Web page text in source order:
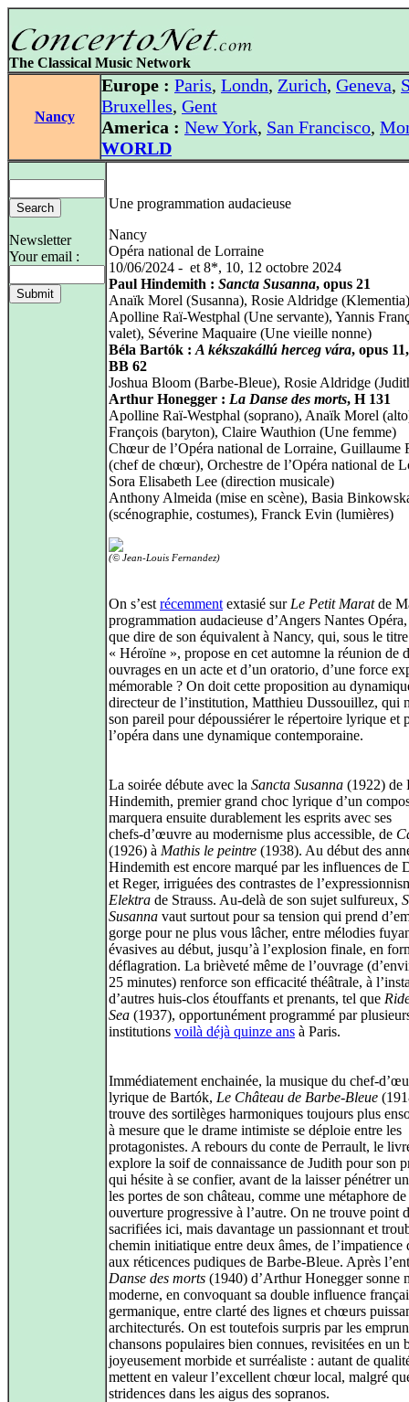
The Classical Music Network
Nancy
Europe : Paris, Londn, Zurich, Geneva,
Bruxelles, Gent
America : New York, San Francisco,
WORLD
Newsletter
Your email :
Une programmation audacieuse
Nancy
Opéra national de Lorraine
10/06/2024 - et 8*, 10, 12 octobre 2024
Paul Hindemith : Sancta Susanna, opus 21
Anaïk Morel (Susanna), Rosie Aldridge
Apolline Raï‑Westphal (Une servante), Yannis
valet), Séverine Maquaire (Une vieille nonne)
Béla Bartók : A kékszakállú herceg vára, opus
BB 62
Joshua Bloom (Barbe‑Bleue), Rosie Aldridge
Arthur Honegger : La Danse des morts, H 131
Apolline Raï-Westphal (soprano), Anaïk Morel
François (baryton), Claire Wauthion (Une femme)
Chœur de l’Opéra national de Lorraine, Guillaume
(chef de chœur), Orchestre de l’Opéra national de
Sora Elisabeth Lee (direction musicale)
Anthony Almeida (mise en scène), Basia
(scénographie, costumes), Franck Evin (lumières)
(© Jean-Louis Fernandez)
On s’est récemment extasié sur Le Petit Maratde
programmation audacieuse d’Angers Nantes
que dire de son équivalent à Nancy, qui, sous le titre
« Héroïne », propose en cet automne la réunion de
ouvrages en un acte et d’un oratorio, d’une force
mémorable ? On doit cette proposition au
directeur de l’institution, Matthieu Dussouillez, qui
son pareil pour dépoussiérer le répertoire lyrique et
l’opéra dans une dynamique contemporaine.
La soirée débute avec la Sancta Susanna (1922) de
Hindemith, premier grand choc lyrique d’un
marquera ensuite durablement les esprits avec ses
chefs‑d’œuvre au modernisme plus accessible, de
(1926) à Mathis le peintre (1938). Au début des
Hindemith est encore marqué par les influences de
et Reger, irriguées des contrastes de
Elektra de Strauss. Au‑delà de son sujet sulfureux,
Susanna vaut surtout pour sa tension qui prend
gorge pour ne plus vous lâcher, entre mélodies
évasives au début, jusqu’à l’explosion finale, en
déflagration. La brièveté même de l’ouvrage
25 minutes) renforce son efficacité théâtrale, à
d’autres huis‑clos étouffants et prenants, tel que
Sea (1937), opportunément programmé par
institutions voilà déjà quinze ans à Paris.
Immédiatement enchainée, la musique du
lyrique de Bartók, Le Château de Barbe‑Bleue
trouve des sortilèges harmoniques toujours plus
à mesure que le drame intimiste se déploie entre les
protagonistes. A rebours du conte de Perrault, le
explore la soif de connaissance de Judith pour son
qui hésite à se confier, avant de la laisser pénétrer
les portes de son château, comme une métaphore
ouverture progressive à l’autre. On ne trouve point
sacrifiées ici, mais davantage un passionnant et
chemin initiatique entre deux âmes, de l’impatience
aux réticences pudiques de Barbe‑Bleue. Après
Danse des morts (1940) d’Arthur Honegger sonne
moderne, en convoquant sa double influence
germanique, entre clarté des lignes et chœurs
architecturés. On est toutefois surpris par les
chansons populaires bien connues, revisitées en un
joyeusement morbide et surréaliste : autant de
mettent en valeur l’excellent chœur local, malgré
stridences dans les aigus des sopranos.